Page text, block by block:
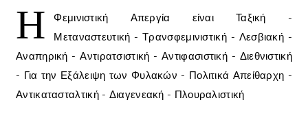
Η
Φεμινιστική Απεργία είναι Ταξική -
Μεταναστευτική - Τρανσφεμινιστική - Λεσβιακή -
Αναπηρική - Αντιρατσιστική - Αντιφασιστική - Διεθνιστική
- Για την Εξάλειψη των Φυλακών - Πολιτικά Απείθαρχη -
Αντικατασταλτική - Διαγενεακή - Πλουραλιστική